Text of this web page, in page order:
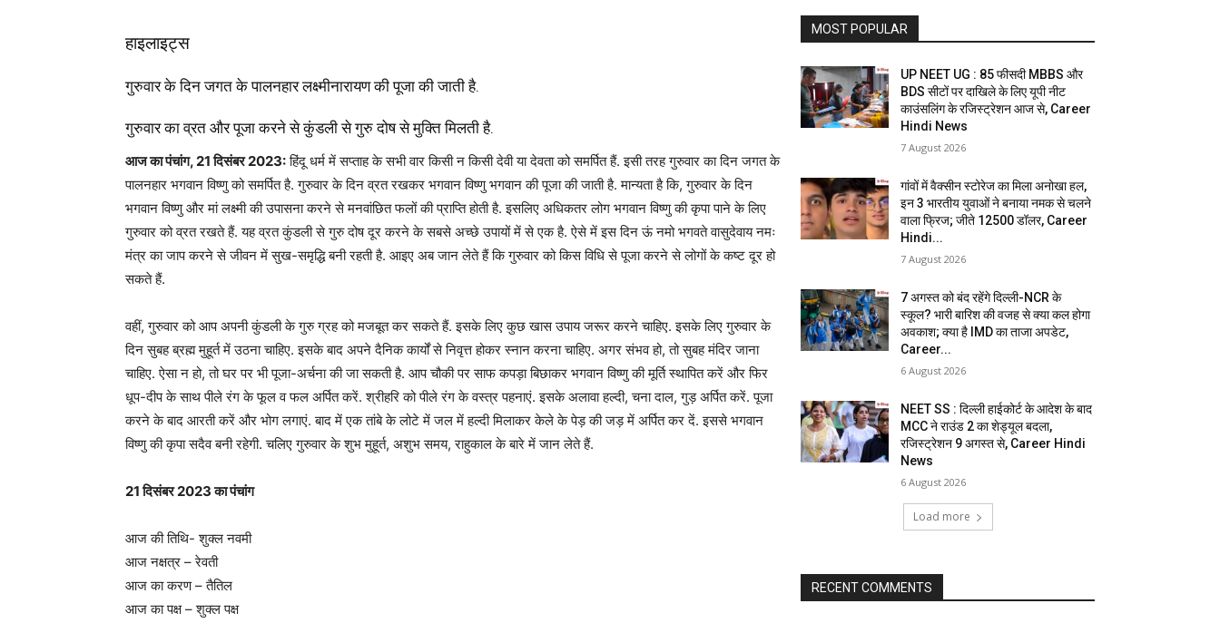
हाइलाइट्स
गुरुवार के दिन जगत के पालनहार लक्ष्मीनारायण की पूजा की जाती है.
गुरुवार का व्रत और पूजा करने से कुंडली से गुरु दोष से मुक्ति मिलती है.
आज का पंचांग, 21 दिसंबर 2023:हिंदू धर्म में सप्ताह के सभी वार किसी न किसी देवी या देवता को समर्पित हैं. इसी तरह गुरुवार का दिन जगत के
पालनहार भगवान विष्णु को समर्पित है. गुरुवार के दिन व्रत रखकर भगवान विष्णु भगवान की पूजा की जाती है. मान्यता है कि, गुरुवार के दिन
भगवान विष्णु और मां लक्ष्मी की उपासना करने से मनवांछित फलों की प्राप्ति होती है. इसलिए अधिकतर लोग भगवान विष्णु की कृपा पाने के लिए
गुरुवार को व्रत रखते हैं. यह व्रत कुंडली से गुरु दोष दूर करने के सबसे अच्छे उपायों में से एक है. ऐसे में इस दिन ऊं नमो भगवते वासुदेवाय नमः
मंत्र का जाप करने से जीवन में सुख-समृद्धि बनी रहती है. आइए अब जान लेते हैं कि गुरुवार को किस विधि से पूजा करने से लोगों के कष्ट दूर हो
सकते हैं.
वहीं, गुरुवार को आप अपनी कुंडली के गुरु ग्रह को मजबूत कर सकते हैं. इसके लिए कुछ खास उपाय जरूर करने चाहिए. इसके लिए गुरुवार के
दिन सुबह ब्रह्म मुहूर्त में उठना चाहिए. इसके बाद अपने दैनिक कार्यों से निवृत्त होकर स्नान करना चाहिए. अगर संभव हो, तो सुबह मंदिर जाना
चाहिए. ऐसा न हो, तो घर पर भी पूजा-अर्चना की जा सकती है. आप चौकी पर साफ कपड़ा बिछाकर भगवान विष्णु की मूर्ति स्थापित करें और फिर
धूप-दीप के साथ पीले रंग के फूल व फल अर्पित करें. श्रीहरि को पीले रंग के वस्त्र पहनाएं. इसके अलावा हल्दी, चना दाल, गुड़ अर्पित करें. पूजा
करने के बाद आरती करें और भोग लगाएं. बाद में एक तांबे के लोटे में जल में हल्दी मिलाकर केले के पेड़ की जड़ में अर्पित कर दें. इससे भगवान
विष्णु की कृपा सदैव बनी रहेगी. चलिए गुरुवार के शुभ मुहूर्त, अशुभ समय, राहुकाल के बारे में जान लेते हैं.
21 दिसंबर 2023 का पंचांग
आज की तिथि- शुक्ल नवमी
आज नक्षत्र – रेवती
आज का करण – तैतिल
आज का पक्ष – शुक्ल पक्ष
MOST POPULAR
UP NEET UG : 85 फीसदी MBBS और
BDS सीटों पर दाखिले के लिए यूपी नीट
काउंसलिंग के रजिस्ट्रेशन आज से, Career
Hindi News
7 August 2026
गांवों में वैक्सीन स्टोरेज का मिला अनोखा हल,
इन 3 भारतीय युवाओं ने बनाया नमक से चलने
वाला फ्रिज; जीते 12500 डॉलर, Career
Hindi...
7 August 2026
7 अगस्त को बंद रहेंगे दिल्ली-NCR के
स्कूल? भारी बारिश की वजह से क्या कल होगा
अवकाश; क्या है IMD का ताजा अपडेट,
Career...
6 August 2026
NEET SS : दिल्ली हाईकोर्ट के आदेश के बाद
MCC ने राउंड 2 का शेड्यूल बदला,
रजिस्ट्रेशन 9 अगस्त से, Career Hindi
News
6 August 2026
Load more
RECENT COMMENTS